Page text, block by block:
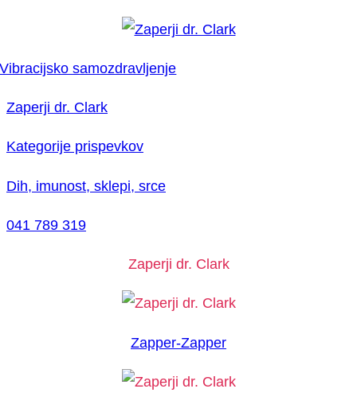
Vibracijsko samozdravljenje
Zaperji dr. Clark
Kategorije prispevkov
Dih, imunost, sklepi, srce
041 789 319
Zaperji dr. Clark
Zapper-Zapper